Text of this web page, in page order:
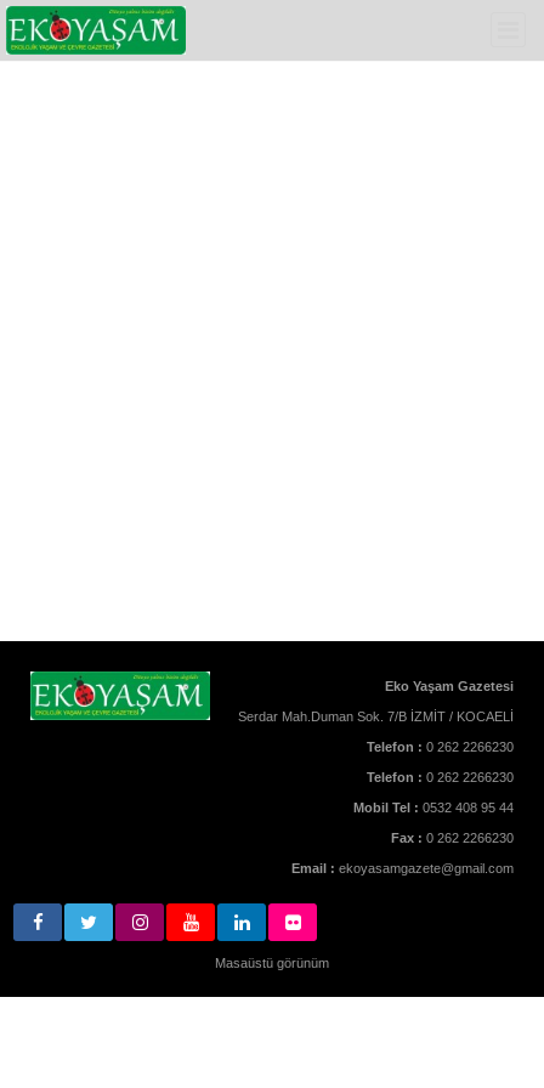
Eko Yaşam Gazetesi
Serdar Mah.Duman Sok. 7/B İZMİT / KOCAELİ
Telefon : 0 262 2266230
Telefon : 0 262 2266230
Mobil Tel : 0532 408 95 44
Fax : 0 262 2266230
Email : ekoyasamgazete@gmail.com
Masaüstü görünüm